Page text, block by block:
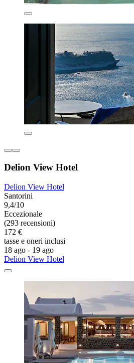
Delion View Hotel
Delion View Hotel
Santorini
9,4/10
Eccezionale
(293 recensioni)
172 €
tasse e oneri inclusi
18 ago - 19 ago
Delion View Hotel